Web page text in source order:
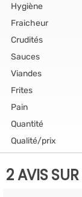
Hygiène
Fraicheur
Crudités
Sauces
Viandes
Frites
Pain
Quantité
Qualité/prix
2 AVIS